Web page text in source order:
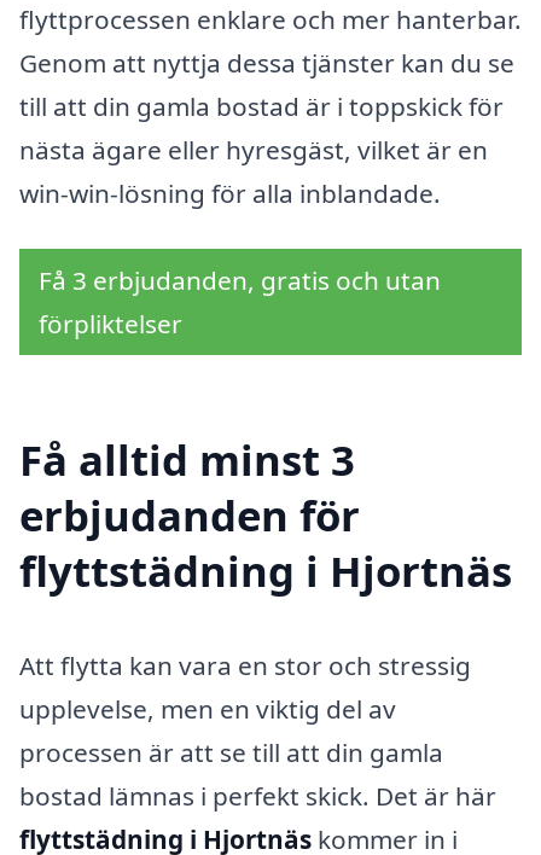
flyttprocessen enklare och mer hanterbar.
Genom att nyttja dessa tjänster kan du se
till att din gamla bostad är i toppskick för
nästa ägare eller hyresgäst, vilket är en
win-win-lösning för alla inblandade.
Få 3 erbjudanden, gratis och utan
förpliktelser
Få alltid minst 3
erbjudanden för
flyttstädning i Hjortnäs
Att flytta kan vara en stor och stressig
upplevelse, men en viktig del av
processen är att se till att din gamla
bostad lämnas i perfekt skick. Det är här
flyttstädning i Hjortnäs kommer in i